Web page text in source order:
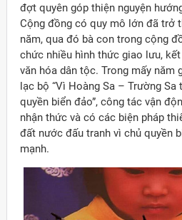
đợt quyên góp thiện nguyện
Cộng đồng có quy mô lớn đã trở
năm, qua đó bà con trong cộng
chức nhiều hình thức giao lưu,
văn hóa dân tộc. Trong mấy năm
lạc bộ “Vì Hoàng Sa – Trường Sa
quyền biển đảo”, công tác vận
nhận thức và có các biện pháp
đất nước đấu tranh vì chủ quyền
mạnh.